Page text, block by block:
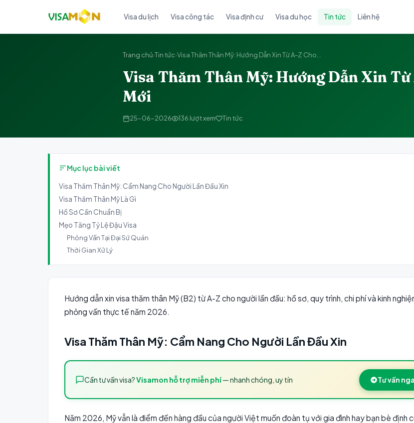
Visa du lịch Visa công tác Visa định cư Visa du học Tin tức Liên hệ
Trang chủ›Tin tức›Visa Thăm Thân Mỹ: Hướng Dẫn Xin Từ A-Z Cho...
Visa Thăm Thân Mỹ: Hướng Dẫn Xin
Mới
25-06-2026 136 lượt xem Tin tức
Mục lục bài viết
Visa Thăm Thân Mỹ: Cẩm Nang Cho Người Lần Đầu Xin
Visa Thăm Thân Mỹ Là Gì
Hồ Sơ Cần Chuẩn Bị
Mẹo Tăng Tỷ Lệ Đậu Visa
Phỏng Vấn Tại Đại Sứ Quán
Thời Gian Xử Lý
Hướng dẫn xin visa thăm thân Mỹ (B2) từ A-Z cho người lần đầu: hồ sơ, quy trình, chi phí và kinh
phỏng vấn thực tế năm 2026.
Visa Thăm Thân Mỹ: Cẩm Nang Cho Người Lần Đầu Xin
Cần tư vấn visa?Visamon hỗ trợ miễn phí— nhanh chóng, uy tín Tư vấn
Năm 2026, Mỹ vẫn là điểm đến hàng đầu của người Việt muốn đoàn tụ với gia đình hay bạn bè định